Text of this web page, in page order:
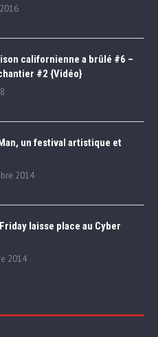
californienne a brûlé #6 –
#2 {Vidéo}
un festival artistique et
2014
laisse place au Cyber
2014